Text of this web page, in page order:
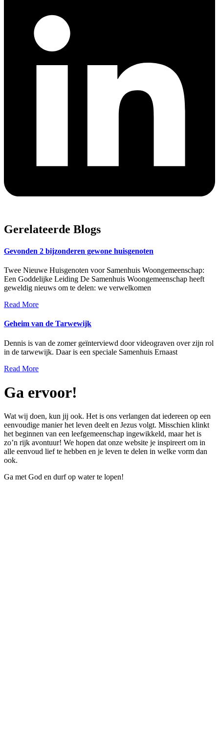
Gerelateerde Blogs
Gevonden 2 bijzonderen gewone huisgenoten
Twee Nieuwe Huisgenoten voor Samenhuis Woongemeenschap:
Een Goddelijke Leiding De Samenhuis Woongemeenschap heeft
geweldig nieuws om te delen: we verwelkomen
Read More
Geheim van de Tarwewijk
Dennis is van de zomer geïnterviewd door videograven over zijn rol
in de tarwewijk. Daar is een speciale Samenhuis Ernaast
Read More
Ga ervoor!
Wat wij doen, kun jij ook. Het is ons verlangen dat iedereen op een
eenvoudige manier het leven deelt en Jezus volgt. Misschien klinkt
het beginnen van een leefgemeenschap ingewikkeld, maar het is
zo’n rijk avontuur! We hopen dat onze website je inspireert om in
alle eenvoud lief te hebben en je leven te delen in welke vorm dan
ook.
Ga met God en durf op water te lopen!